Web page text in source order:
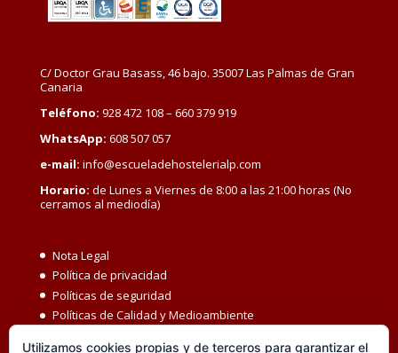
C/ Doctor Grau Basass, 46 bajo. 35007 Las Palmas de Gran
Canaria
Teléfono: 928 472 108 – 660 379 919
WhatsApp: 608 507 057
e-mail: info@escueladehostelerialp.com
Horario: de Lunes a Viernes de 8:00 a las 21:00 horas (No
cerramos al mediodía)
Nota Legal
Política de privacidad
Políticas de seguridad
Políticas de Calidad y Medioambiente
Utilizamos cookies propias y de terceros para garantizar el